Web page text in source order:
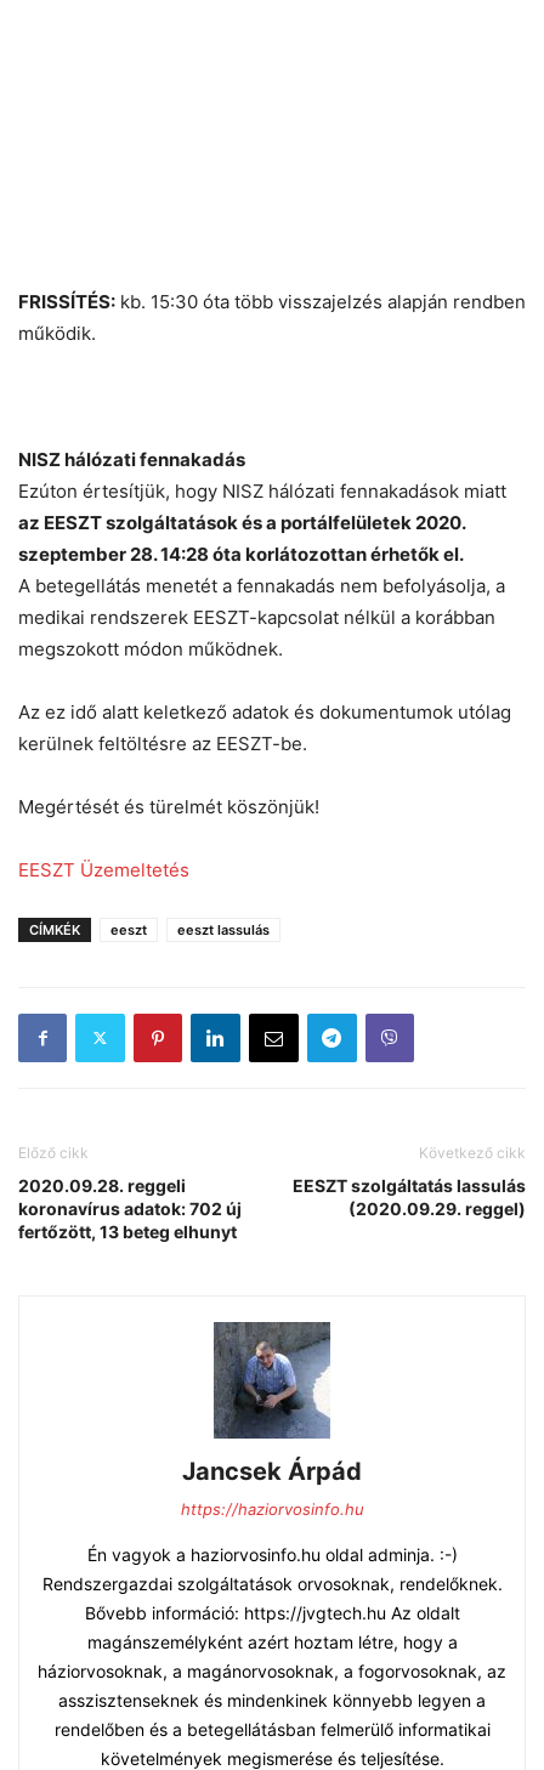
FRISSÍTÉS: kb. 15:30 óta több visszajelzés alapján rendben
működik.
NISZ hálózati fennakadás
Ezúton értesítjük, hogy NISZ hálózati fennakadások miatt
az EESZT szolgáltatások és a portálfelületek 2020.
szeptember 28. 14:28 óta korlátozottan érhetők el.
A betegellátás menetét a fennakadás nem befolyásolja, a
medikai rendszerek EESZT-kapcsolat nélkül a korábban
megszokott módon működnek.
Az ez idő alatt keletkező adatok és dokumentumok utólag
kerülnek feltöltésre az EESZT-be.
Megértését és türelmét köszönjük!
EESZT Üzemeltetés
CÍMKÉK eeszt eeszt lassulás
Előző cikk
2020.09.28. reggeli
koronavírus adatok: 702 új
fertőzött, 13 beteg elhunyt
Következő cikk
EESZT szolgáltatás lassulás
(2020.09.29. reggel)
Jancsek Árpád
https://haziorvosinfo.hu
Én vagyok a haziorvosinfo.hu oldal adminja. :-)
Rendszergazdai szolgáltatások orvosoknak, rendelőknek.
Bővebb információ: https://jvgtech.hu Az oldalt
magánszemélyként azért hoztam létre, hogy a
háziorvosoknak, a magánorvosoknak, a fogorvosoknak, az
asszisztenseknek és mindenkinek könnyebb legyen a
rendelőben és a betegellátásban felmerülő informatikai
követelmények megismerése és teljesítése.